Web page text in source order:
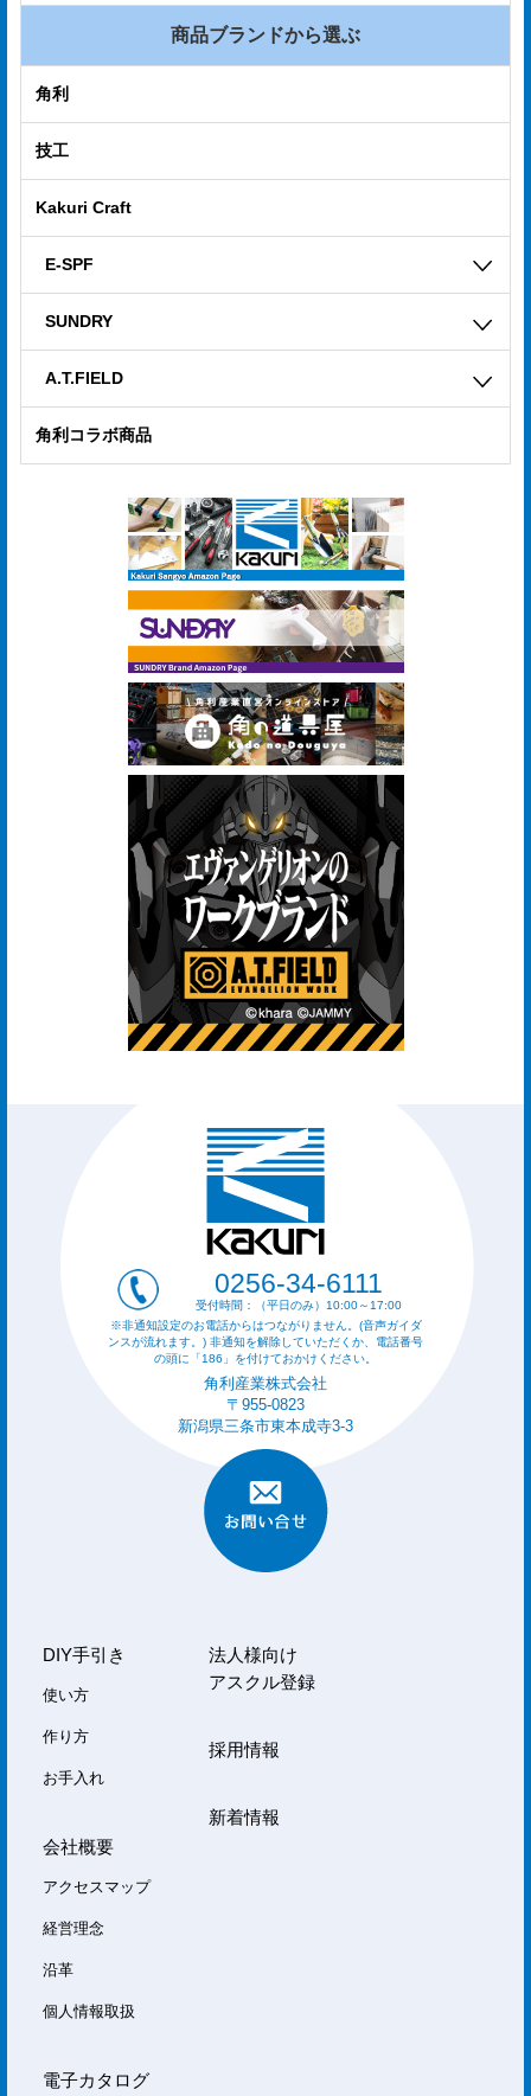
商品ブランドから選ぶ
角利
技工
Kakuri Craft
E-SPF
SUNDRY
A.T.FIELD
角利コラボ商品
0256-34-6111
受付時間：（平日のみ）10:00～17:00
※非通知設定のお電話からはつながりません。(音声ガイダ
ンスが流れます。) 非通知を解除していただくか、電話番号
の頭に「186」を付けておかけください。
角利産業株式会社
〒955-0823
新潟県三条市東本成寺3-3
DIY手引き
使い方
作り方
お手入れ
会社概要
アクセスマップ
経営理念
沿革
個人情報取扱
電子カタログ
法人様向け
アスクル登録
採用情報
新着情報